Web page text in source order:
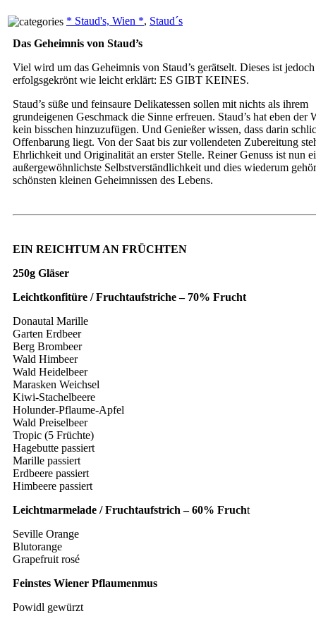
* Staud's, Wien *, Staud´s
Das Geheimnis von Staud’s
Viel wird um das Geheimnis von Staud’s gerätselt. Dieses ist jedoch
erfolgsgekrönt wie leicht erklärt: ES GIBT KEINES.
Staud’s süße und feinsaure Delikatessen sollen mit nichts als ihrem
grundeigenen Geschmack die Sinne erfreuen. Staud’s hat eben der
kein bisschen hinzuzufügen. Und Genießer wissen, dass darin
Offenbarung liegt. Von der Saat bis zur vollendeten Zubereitung
Ehrlichkeit und Originalität an erster Stelle. Reiner Genuss ist nun
außergewöhnlichste Selbstverständlichkeit und dies wiederum
schönsten kleinen Geheimnissen des Lebens.
EIN REICHTUM AN FRÜCHTEN
250g Gläser
Leichtkonfitüre / Fruchtaufstriche – 70% Frucht
Donautal Marille
Garten Erdbeer
Berg Brombeer
Wald Himbeer
Wald Heidelbeer
Marasken Weichsel
Kiwi-Stachelbeere
Holunder-Pflaume-Apfel
Wald Preiselbeer
Tropic (5 Früchte)
Hagebutte passiert
Marille passiert
Erdbeere passiert
Himbeere passiert
Leichtmarmelade / Fruchtaufstrich – 60% Frucht
Seville Orange
Blutorange
Grapefruit rosé
Feinstes Wiener Pflaumenmus
Powidl gewürzt